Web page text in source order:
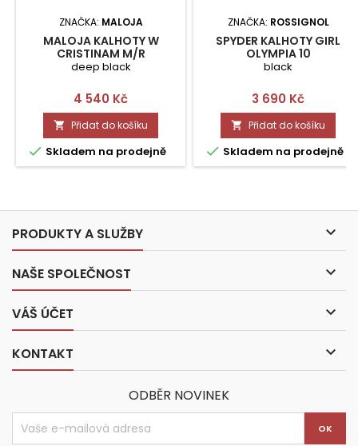
ZNAČKA: MALOJA
MALOJA KALHOTY W
CRISTINAM M/R
deep black
Cena
4 540 Kč
 Přidat do košíku
 Skladem na prodejně
ZNAČKA: ROSSIGNOL
SPYDER KALHOTY GIRL
OLYMPIA 10
black
Cena
3 690 Kč
 Přidat do košíku
 Skladem na prodejně
PRODUKTY A SLUŽBY 
NAŠE SPOLEČNOST 
VÁŠ ÚČET 
KONTAKT 
ODBĚR NOVINEK